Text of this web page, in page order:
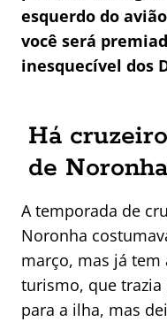
esquerdo do
você será
inesquecível dos
Há
de
A temporada de
Noronha
março, mas já tem
turismo, que
para a ilha, mas